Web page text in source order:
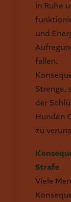
in Ruhe
und
fallen.
Strenge,
der
Hunden
zu
Strafe
Viele